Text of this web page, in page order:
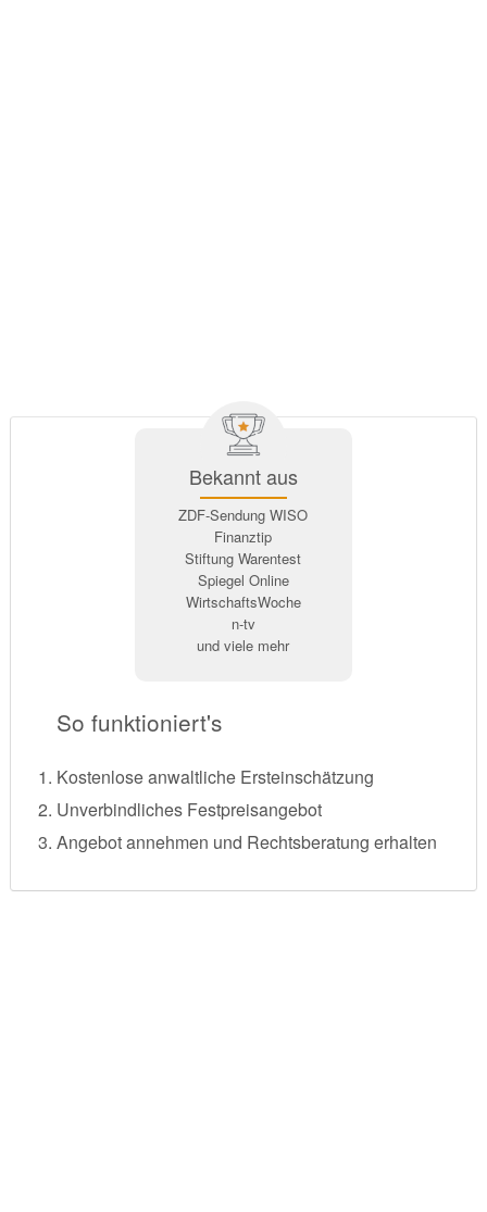
Bekannt aus
ZDF-Sendung WISO
Finanztip
Stiftung Warentest
Spiegel Online
WirtschaftsWoche
n-tv
und viele mehr
So funktioniert's
Kostenlose anwaltliche Ersteinschätzung
Unverbindliches Festpreisangebot
Angebot annehmen und Rechtsberatung erhalten